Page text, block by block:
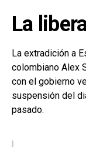
La
La extradición a
colombiano Alex
con el gobierno
suspensión del
pasado.